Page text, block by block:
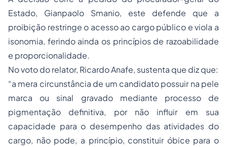
Estado, Gianpaolo Smanio, este defende que a
proibição restringe o acesso ao cargo público e viola a
isonomia, ferindo ainda os princípios de razoabilidade
e proporcionalidade.
No voto do relator, Ricardo Anafe, sustenta que diz que:
“a mera circunstância de um candidato possuir na pele
marca ou sinal gravado mediante processode
pigmentação definitiva, por não influir em sua
capacidade para o desempenho das atividades do
cargo, não pode, a princípio, constituir óbice para o